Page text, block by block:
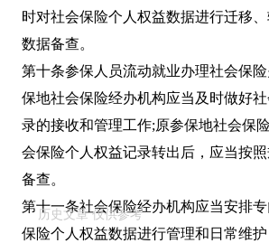
时对社会保险个人权益数据进行迁移
数据备查。
第十条参保人员流动就业办理社会保
保地社会保险经办机构应当及时做好
录的接收和管理工作;原参保地社会保
会保险个人权益记录转出后，应当按
备查。
第十一条社会保险经办机构应当安排
保险个人权益数据进行管理和日常维